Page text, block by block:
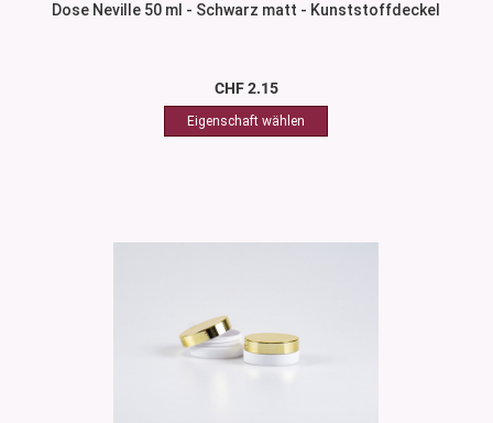
Dose Neville 50 ml - Schwarz matt - Kunststoffdeckel
CHF 2.15